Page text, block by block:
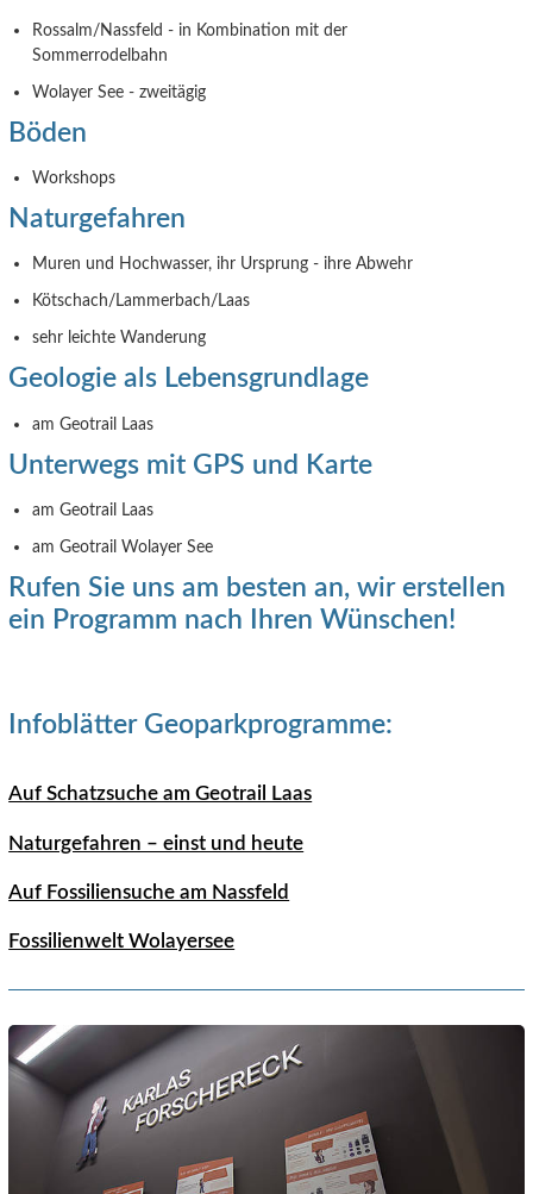
Rossalm/Nassfeld - in Kombination mit der
Sommerrodelbahn
Wolayer See - zweitägig
Böden
Workshops
Naturgefahren
Muren und Hochwasser, ihr Ursprung - ihre Abwehr
Kötschach/Lammerbach/Laas
sehr leichte Wanderung
Geologie als Lebensgrundlage
am Geotrail Laas
Unterwegs mit GPS und Karte
am Geotrail Laas
am Geotrail Wolayer See
Rufen Sie uns am besten an, wir erstellen
ein Programm nach Ihren Wünschen!
Infoblätter Geoparkprogramme:
Auf Schatzsuche am Geotrail Laas
Naturgefahren – einst und heute
Auf Fossiliensuche am Nassfeld
Fossilienwelt Wolayersee